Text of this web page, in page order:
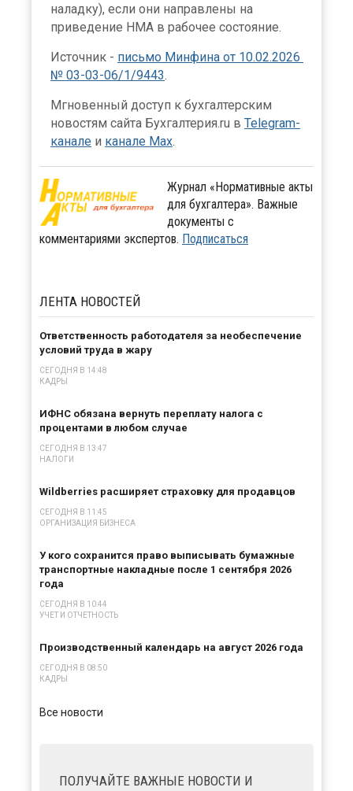
наладку), если они направлены на
приведение НМА в рабочее состояние.
Источник - письмо Минфина от 10.02.2026
№ 03-03-06/1/9443.
Мгновенный доступ к бухгалтерским
новостям сайта Бухгалтерия.ru в Telegram-
канале и канале Max.
Журнал «Нормативные акты
для бухгалтера». Важные
документы с
комментариями экспертов. Подписаться
ЛЕНТА НОВОСТЕЙ
Ответственность работодателя за необеспечение
условий труда в жару
СЕГОДНЯ В 14:48
КАДРЫ
ИФНС обязана вернуть переплату налога с
процентами в любом случае
СЕГОДНЯ В 13:47
НАЛОГИ
Wildberries расширяет страховку для продавцов
СЕГОДНЯ В 11:45
ОРГАНИЗАЦИЯ БИЗНЕСА
У кого сохранится право выписывать бумажные
транспортные накладные после 1 сентября 2026
года
СЕГОДНЯ В 10:44
УЧЕТ И ОТЧЕТНОСТЬ
Производственный календарь на август 2026 года
СЕГОДНЯ В 08:50
КАДРЫ
Все новости
ПОЛУЧАЙТЕ ВАЖНЫЕ НОВОСТИ И